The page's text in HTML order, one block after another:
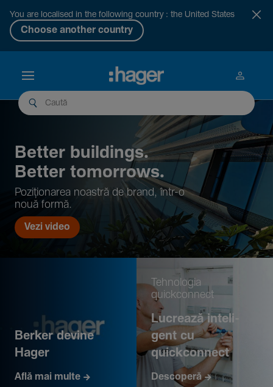
You are localised in the following country : the United States
Choose another country
Better buil­dings.
Better tomor­rows.
Pozi­țio­narea noastră de brand, într-o
nouă formă.
Vezi video
Berker devine
Hager
Află mai multe
Tehno­logia
quickconnect
Lucrează inte­li­
gent cu
quickconnect
Descoperă